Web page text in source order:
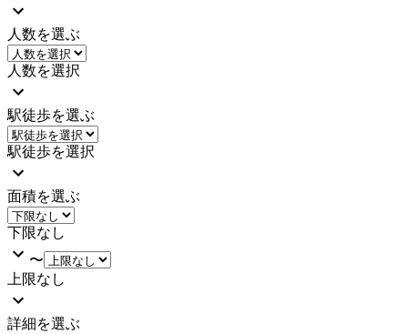
人数を選ぶ
人数を選択
駅徒歩を選ぶ
駅徒歩を選択
面積を選ぶ
下限なし
〜
上限なし
詳細を選ぶ